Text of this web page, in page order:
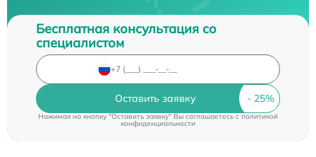
Бесплатная консультация со
специалистом
Оставить заявку
Нажимая на кнопку "Оставить заявку" Вы соглашаетесь cполитикой
конфиденциальности